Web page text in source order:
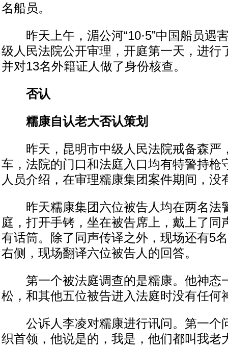
名船员。
昨天上午，湄公河“10·5”中国船员遇
级人民法院公开审理，开庭第一天，进行
并对13名外籍证人做了身份核查。
否认
糯康自认老大否认策划
昨天，昆明市中级人民法院戒备森严
车，法院的门口和法庭入口均有特警持枪
人员介绍，在审理糯康集团案件期间，没
昨天糯康集团六位被告人均在两名法
庭，打开手铐，坐在被告席上，戴上了同
有话筒。除了同声传译之外，现场还有5
右侧，现场翻译六位被告人的回答。
第一个被法庭调查的是糯康。他神态
松，和其他五位被告进入法庭时没有任何
公诉人李凌对糯康进行讯问。第一个
织首领，他说是的，我是，他们都叫我老